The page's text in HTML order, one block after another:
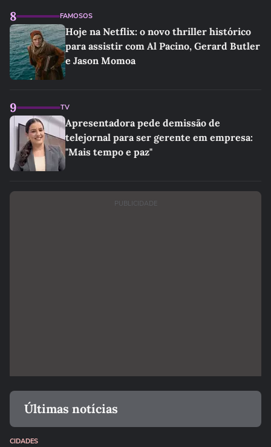
8 FAMOSOS
Hoje na Netflix: o novo thriller histórico
para assistir com Al Pacino, Gerard Butler
e Jason Momoa
9 TV
Apresentadora pede demissão de
telejornal para ser gerente em empresa:
"Mais tempo e paz"
PUBLICIDADE
Últimas notícias
CIDADES